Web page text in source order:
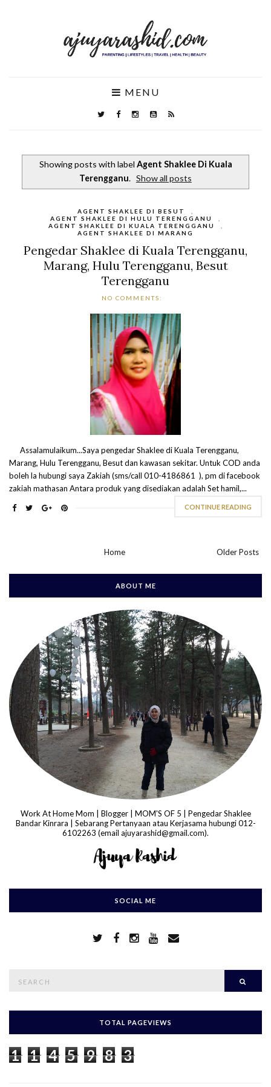
MENU
Showing posts with label Agent Shaklee Di Kuala
Terengganu. Show all posts
AGENT SHAKLEE DI BESUT
AGENT SHAKLEE DI HULU TERENGGANU
AGENT SHAKLEE DI KUALA TERENGGANU
AGENT SHAKLEE DI MARANG
Pengedar Shaklee di Kuala Terengganu,
Marang, Hulu Terengganu, Besut
Terengganu
NO COMMENTS:
Assalamulaikum...Saya pengedar Shaklee di Kuala Terengganu,
Marang, Hulu Terengganu, Besut dan kawasan sekitar. Untuk COD anda
boleh la hubungi saya Zakiah (sms/call 010-4186861 ), pm di facebook
zakiah mathasan Antara produk yang disediakan adalah Set hamil,...
CONTINUE READING
Older Posts
Home
ABOUT ME
Work At Home Mom | Blogger | MOM'S OF 5 | Pengedar Shaklee
Bandar Kinrara | Sebarang Pertanyaan atau Kerjasama hubungi 012-
6102263 (email ajuyarashid@gmail.com).
SOCIAL ME
c
f
r
:
TOTAL PAGEVIEWS
1 1 4 5 9 8 3